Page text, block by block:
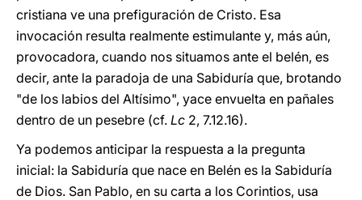
cristiana ve una prefiguración de Cristo. Esa
invocación resulta realmente estimulante y, más aún,
provocadora, cuando nos situamos ante el belén, es
decir, ante la paradoja de una Sabiduría que, brotando
"de los labios del Altísimo", yace envuelta en pañales
dentro de un pesebre (cf. Lc 2, 7.12.16).
Ya podemos anticipar la respuesta a la pregunta
inicial: la Sabiduría que nace en Belén es la Sabiduría
de Dios. San Pablo, en su carta a los Corintios, usa